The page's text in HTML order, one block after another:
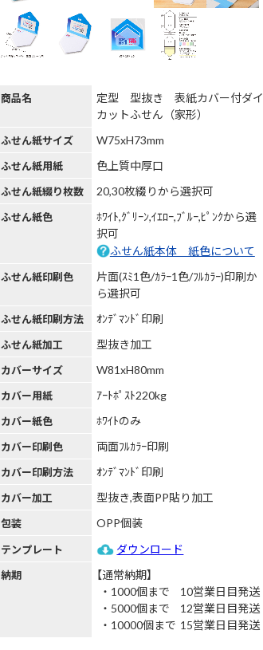
商品名
定型 型抜き 表紙カバー付ダイ
カットふせん（家形）
ふせん紙サイズ W75xH73mm
ふせん紙用紙 色上質中厚口
ふせん紙綴り枚数 20,30枚綴りから選択可
ふせん紙色
ﾎﾜｲﾄ,ｸﾞﾘｰﾝ,ｲｴﾛｰ,ﾌﾞﾙｰ,ﾋﾟﾝｸから選
択可
ふせん紙本体 紙色について
ふせん紙印刷色
片面(ｽﾐ1色/ｶﾗｰ1色/ﾌﾙｶﾗｰ)印刷か
ら選択可
ふせん紙印刷方法 ｵﾝﾃﾞﾏﾝﾄﾞ印刷
ふせん紙加工 型抜き加工
カバーサイズ W81xH80mm
カバー用紙 ｱｰﾄﾎﾟｽﾄ220kg
カバー紙色 ﾎﾜｲﾄのみ
カバー印刷色 両面ﾌﾙｶﾗｰ印刷
カバー印刷方法 ｵﾝﾃﾞﾏﾝﾄﾞ印刷
カバー加工 型抜き,表面PP貼り加工
包装 OPP個装
テンプレート ダウンロード
納期
【通常納期】
1000個まで
10営業日目発送
5000個まで
12営業日目発送
10000個まで 15営業日目発送